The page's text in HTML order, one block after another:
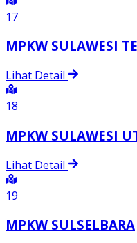
17
MPKW SULAWESI
Lihat Detail
18
MPKW SULAWESI
Lihat Detail
19
MPKW SULSELBARA